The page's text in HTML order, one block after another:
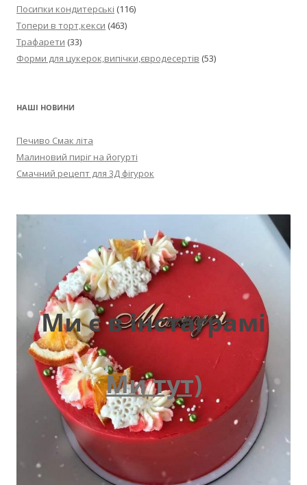
Посипки кондитерські (116)
Топери в торт,кекси (463)
Трафарети (33)
Форми для цукерок,випічки,євродесертів (53)
НАШІ НОВИНИ
Печиво Смак літа
Малиновий пиріг на йогурті
Смачний рецепт для 3Д фігурок
Ми є в інстаграмі
Ми тут)